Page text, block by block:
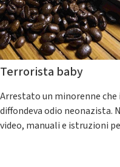
Terrorista baby
Arrestato un minorenne che
diffondeva odio neonazista.
video, manuali e istruzioni